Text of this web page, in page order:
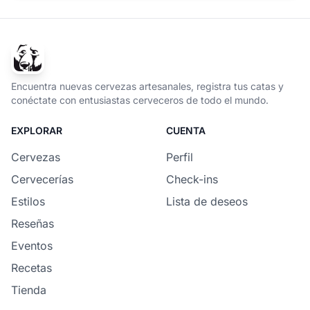
Encuentra nuevas cervezas artesanales, registra tus catas y
conéctate con entusiastas cerveceros de todo el mundo.
EXPLORAR
Cervezas
Cervecerías
Estilos
Reseñas
Eventos
Recetas
Tienda
CUENTA
Perfil
Check-ins
Lista de deseos